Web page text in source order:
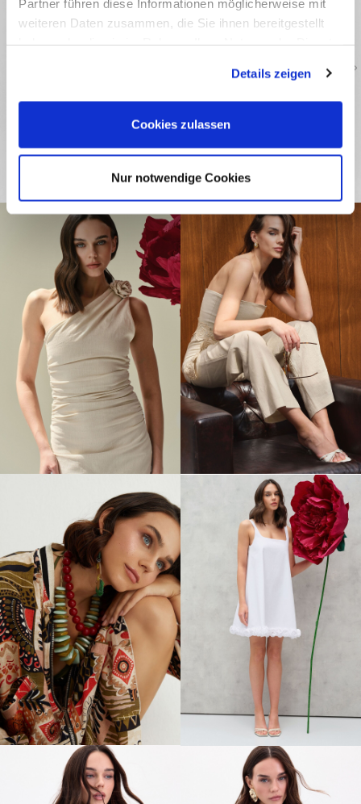
Partner führen diese Informationen möglicherweise mit
weiteren Daten zusammen, die Sie ihnen bereitgestellt
Details zeigen
Cookies zulassen
Nur notwendige Cookies